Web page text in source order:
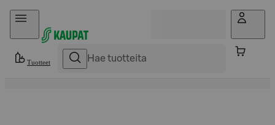
Hyppää sisältöön
Tuotteet